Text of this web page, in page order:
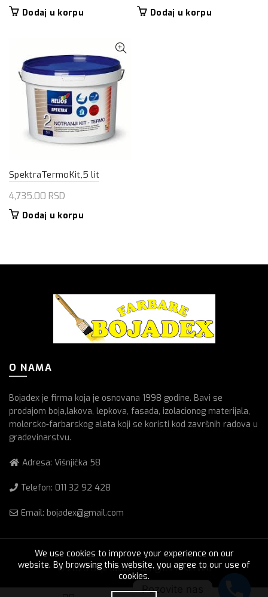
Dodaj u korpu Dodaj u korpu
SpektraTermoKit,5 lit
4,735.00 RSD
Dodaj u korpu
O NAMA
Bojadex je firma koja je osnovana 1998 godine. Bavi se
prodajom boja,lakova, lepkova, fasada, izolacionog materijala,
molersko-farbarskog alata koji se koristi kod završnih radova u
gradevinarstvu.
Adresa: Višnjička 58
Telefon: 011 32 92 428
Email: bojadex@gmail.com
© 2026Boje lakovi. All rights reserved
We use cookies to improve your experience on our
website. By browsing this website, you agree to our use of
cookies.
Pozovite nas